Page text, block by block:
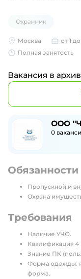
Охранник
Москва от 1
Полная занятость
Вакансия в
ООО
0
Обязанности
Пропускной и
Охрана
Требования
Наличие УЧО.
Квалификация 4
Знание ПК
Форма одежды:
форма.